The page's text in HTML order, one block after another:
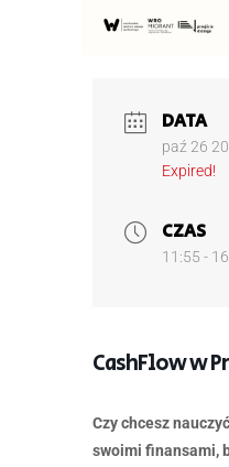
DATA
paź 26
Expired!
CZAS
11:55 -
CashFlow w
Czy chcesz
swoimi finansami,